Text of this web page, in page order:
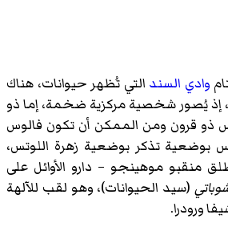
وادي السند التي تُظهر حيوانات، هناك
إذ يُصور شخصية مركزية ضخمة، إما ذو
ذو قرون ومن الممكن أن تكون فالوس
بوضعية تذكر بوضعية زهرة اللوتس،
منقبو موهينجو – دارو الأوائل على
(سيد الحيوانات)، وهو لقب للآلهة
ورودرا.